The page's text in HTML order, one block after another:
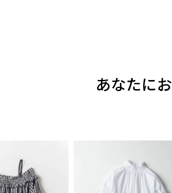
あなたに